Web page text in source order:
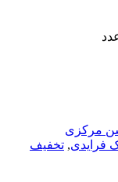
مرکزی
فرایدی, تخفیف